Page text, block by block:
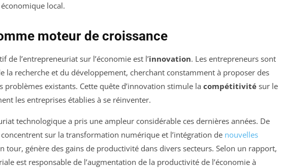
local.
moteur de croissance
de l’entrepreneuriat sur l’économie est l’innovation. Les entrepreneurs sont
la recherche et du développement, cherchant constamment à proposer des
problèmes existants. Cette quête d’innovation stimule la compétitivité sur le
les entreprises établies à se réinventer.
technologique a pris une ampleur considérable ces dernières années. De
sur la transformation numérique et l’intégration de nouvelles
tour, génère des gains de productivité dans divers secteurs. Selon un rapport,
est responsable de l’augmentation de la productivité de l’économie à